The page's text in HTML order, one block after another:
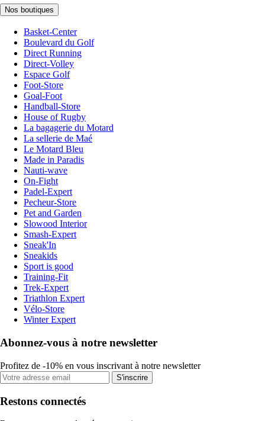
Nos boutiques
Basket-Center
Boulevard du Golf
Direct Running
Direct-Volley
Espace Golf
Foot-Store
Goal-Foot
Handball-Store
House of Rugby
La bagagerie du Motard
La sellerie de Maé
Le Motard Bleu
Made in Paradis
Nauti-wave
On-Fight
Padel-Expert
Pecheur-Store
Pet and Garden
Slowood Interior
Smash-Expert
Sneak'In
Sneakids
Sport is good
Training-Fit
Trek-Expert
Triathlon Expert
Vélo-Store
Winter Expert
Abonnez-vous à notre newsletter
Profitez de -10% en vous inscrivant à notre newsletter
S'inscrire
Restons connectés